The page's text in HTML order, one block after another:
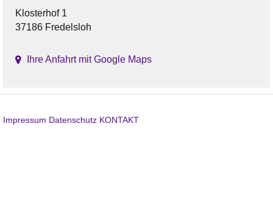
Klosterhof 1
37186 Fredelsloh
Ihre Anfahrt mit Google Maps
Impressum Datenschutz KONTAKT